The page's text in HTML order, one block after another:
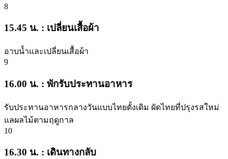
8
15.45 น. : เปลี่ยนเสื้อผ้า
อาบน้ำและเปลี่ยนเสื้อผ้า
9
16.00 น. : พักรับประทานอาหาร
รับประทานอาหารกลางวันแบบไทยดั้งเดิม ผัดไทยที่ปรุงรสใหม่
แลผลไม้ตามฤดูกาล
10
16.30 น. : เดินทางกลับ